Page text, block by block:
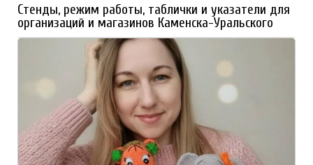
Стенды, режим работы, таблички и указатели для
организаций и магазинов Каменска-Уральского